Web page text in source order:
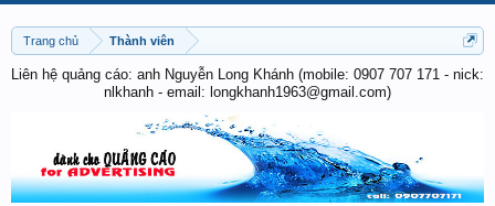
Trang chủ Thành viên
Liên hệ quảng cáo: anh Nguyễn Long Khánh (mobile: 0907 707 171 - nick:
nlkhanh - email: longkhanh1963@gmail.com)